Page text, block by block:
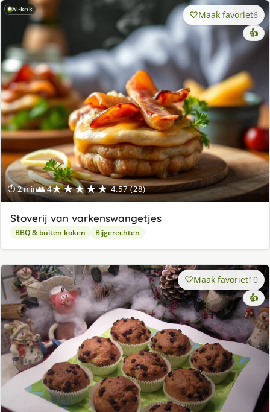
AI-kok
⏱ 2 min👥 4★★★★★ 4.57 (28)
Maak favoriet6
👍
Stoverij van varkenswangetjes
BBQ & buiten koken Bijgerechten
Maak favoriet10
👍